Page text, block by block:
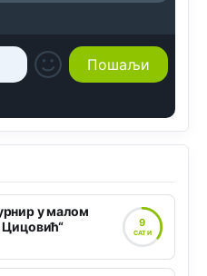
у малом
Цицовић“
9
САТИ